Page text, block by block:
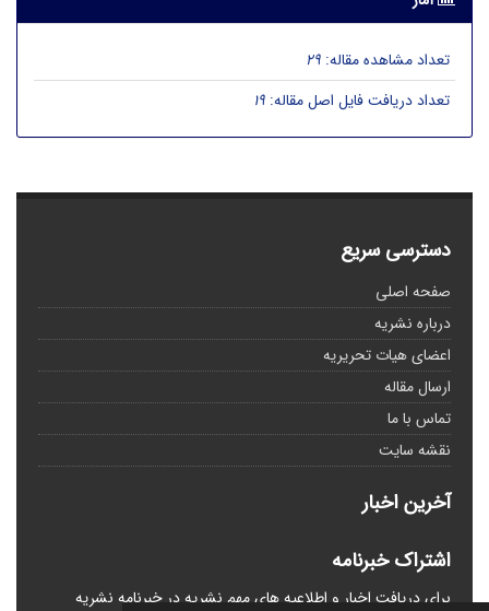
تعداد مشاهده مقاله: 29
تعداد دریافت فایل اصل مقاله: 19
دسترسی سریع
صفحه اصلی
درباره نشریه
اعضای هیات تحریریه
ارسال مقاله
تماس با ما
نقشه سایت
آخرین اخبار
اشتراک خبرنامه
برای دریافت اخبار و اطلاعیه های مهم نشریه در خبرنامه نشریه